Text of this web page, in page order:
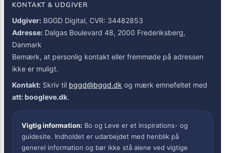
KONTAKT & UDGIVER
Udgiver: BGGD Digital, CVR: 34482853
Adresse: Dalgas Boulevard 48, 2000 Frederiksberg,
Danmark
Bemærk, at personlig kontakt eller fremmøde på adressen
ikke er muligt.
Kontakt: Skriv til bggd@bggd.dk og mærk emnefeltet med
att: boogleve.dk.
Vigtig information: Bo og Leve er et inspirations- og
guidesite. Indholdet er udarbejdet med henblik på
generel information og bør ikke stå alene ved vigtige